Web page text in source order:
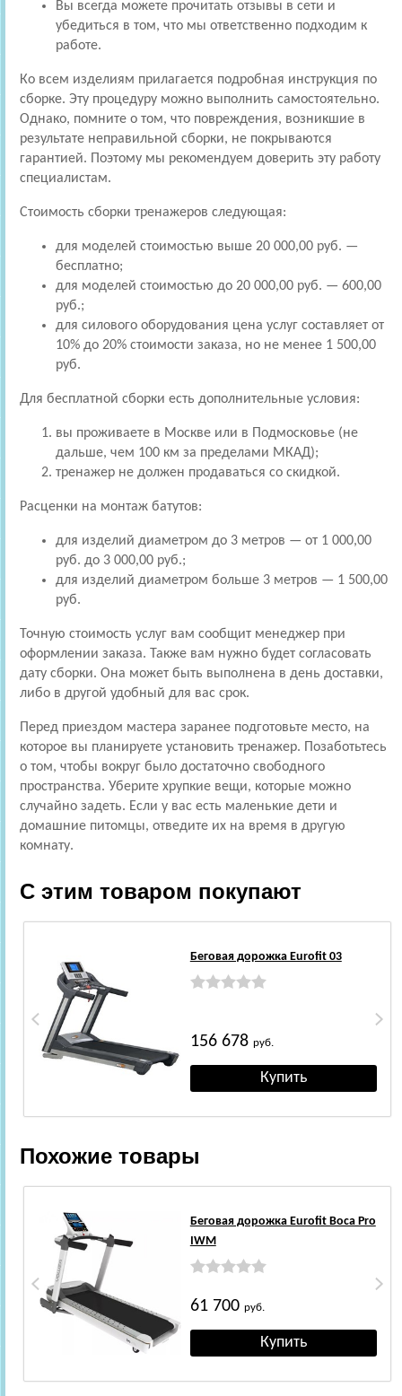
Вы всегда можете прочитать отзывы в сети и
убедиться в том, что мы ответственно подходим к
работе.
Ко всем изделиям прилагается подробная инструкция по
сборке. Эту процедуру можно выполнить самостоятельно.
Однако, помните о том, что повреждения, возникшие в
результате неправильной сборки, не покрываются
гарантией. Поэтому мы рекомендуем доверить эту работу
специалистам.
Стоимость сборки тренажеров следующая:
для моделей стоимостью выше 20 000,00 руб. —
бесплатно;
для моделей стоимостью до 20 000,00 руб. — 600,00
руб.;
для силового оборудования цена услуг составляет от
10% до 20% стоимости заказа, но не менее 1 500,00
руб.
Для бесплатной сборки есть дополнительные условия:
вы проживаете в Москве или в Подмосковье (не
дальше, чем 100 км за пределами МКАД);
тренажер не должен продаваться со скидкой.
Расценки на монтаж батутов:
для изделий диаметром до 3 метров — от 1 000,00
руб. до 3 000,00 руб.;
для изделий диаметром больше 3 метров — 1 500,00
руб.
Точную стоимость услуг вам сообщит менеджер при
оформлении заказа. Также вам нужно будет согласовать
дату сборки. Она может быть выполнена в день доставки,
либо в другой удобный для вас срок.
Перед приездом мастера заранее подготовьте место, на
которое вы планируете установить тренажер. Позаботьтесь
о том, чтобы вокруг было достаточно свободного
пространства. Уберите хрупкие вещи, которые можно
случайно задеть. Если у вас есть маленькие дети и
домашние питомцы, отведите их на время в другую
комнату.
С этим товаром покупают
Беговая дорожка Eurofit 03
156 678 руб.
Похожие товары
Беговая дорожка Eurofit Boca Pro
IWM
61 700 руб.